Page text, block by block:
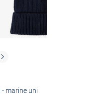
- marine uni